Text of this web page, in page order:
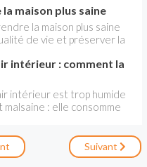
ou de la
possible grâce à
de traitement de l'air ,
l’efficacité. Sans ce
intérieur peut être de 5 à
l'air extérieur, même en
l'air favorise aussi le
règlementation sur le
l'arrêté du 22 mars
maison plus saine
la maison plus saine
de vie et préserver la
éléments clés : une bonne
non toxiques, une
et une propreté
intérieur : comment la
intérieur est trop humide
malsaine : elle consomme
remédier.
Suivant